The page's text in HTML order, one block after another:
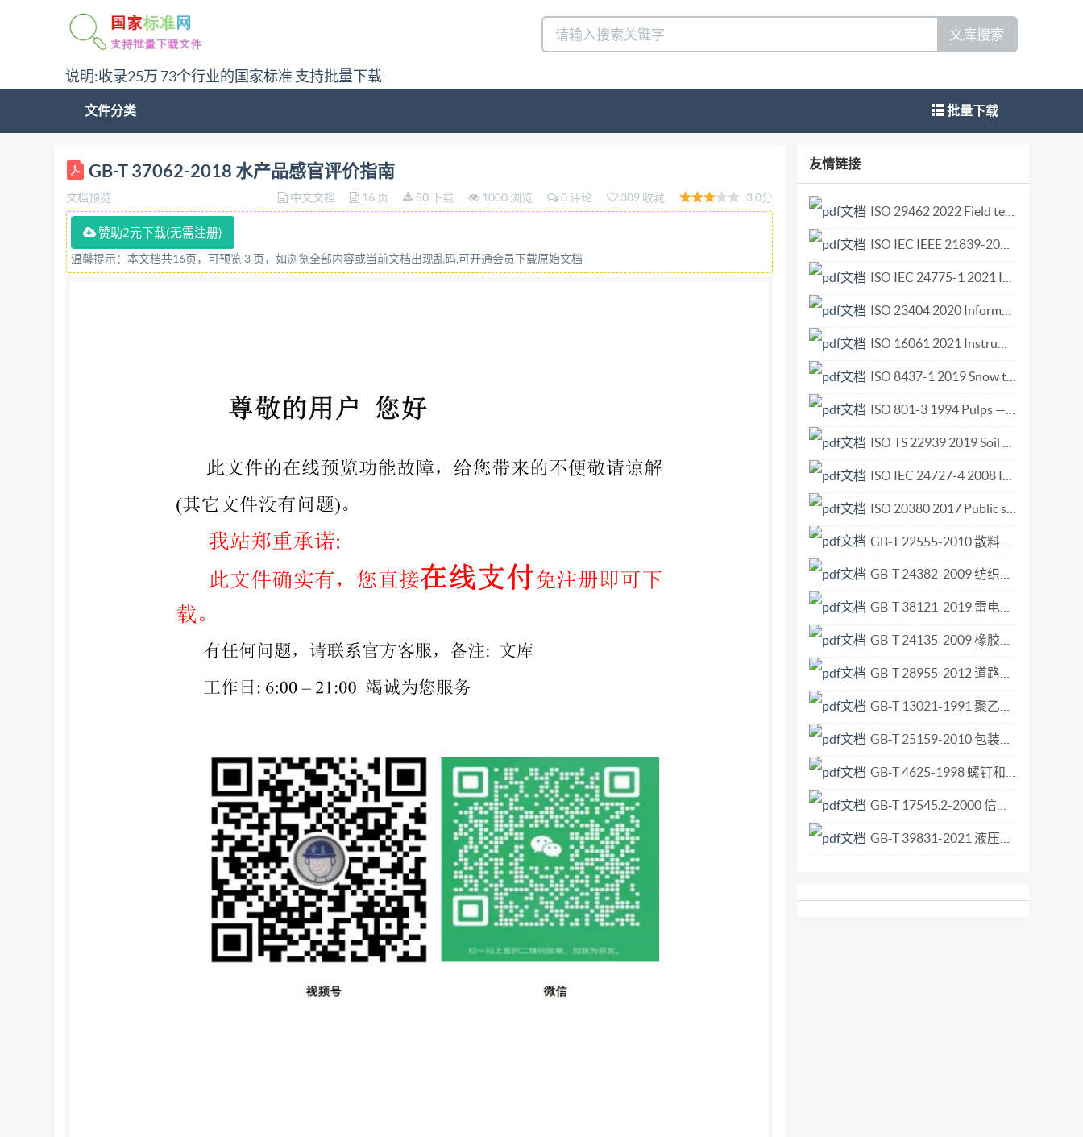
说明:收录25万 73个行业的国家标准 支持批量下载
文库搜索
文件分类 批量下载
ICS 67.120.30 x 20 GB 中华人民共和国国家标准 GB/T37062—2018 水产品感官评价指南 Guidelines for the sensory evaluation of aquatic products
(CAC/GL 31-1999,Codex guidelines for the sensory evaluation of fish and shellfish in laboratories,NEQ) 2018-12-28发布 2019-07-01实施 国家市场监督
管理总局 发布 中国国家标准化管理委员会
GB-T 37062-2018 水产品感官评价指南
文档预览 中文文档 16 页 50 下载 1000 浏览 0 评论 309 收藏 3.0分
赞助2元下载(无需注册)
温馨提示：本文档共16页，可预览 3 页，如浏览全部内容或当前文档出现乱码,可开通会员下载原始文档
友情链接
ISO 29462 2022 Field testing of general ventilation filtration devices and systems for in situ removal efficiency by particle size and resistance to airflow.pdf
ISO IEC IEEE 21839-2019 Systems and software engineering—System of systems (SoS) considerations in life cycle stages of a system.pdf
ISO IEC 24775-1 2021 Information technology — Storage management — Part 1 Overview.pdf
ISO 23404 2020 Information and documentation — Papers and boards used for conservation — Measurement of impact of volatiles on cellulose in paper.pdf
ISO 16061 2021 Instruments for use in association with non-active surgical implants — General requirements.pdf
ISO 8437-1 2019 Snow throwers — Safety requirements and test procedures — Part 1 Terminology and common tests.pdf
ISO 801-3 1994 Pulps — Determination of saleable mass in lots — Part 3 Unitized bales.pdf
ISO TS 22939 2019 Soil quality — Measurement of enzyme activity patterns in soil samples using fluorogenic substrates in micro-well plates.pdf
ISO IEC 24727-4 2008 Identification cards — Integrated circuit card programming inter.pdf
ISO 20380 2017 Public swimming pools — Computer vision systems for the detection of drowning accidents in swimming pools — Safety requirements and test methods.pdf
GB-T 22555-2010 散料验收抽样检验程序和抽样方案.pdf
GB-T 24382-2009 纺织机械与附件 喷气织机用异型筘 尺寸.pdf
GB-T 38121-2019 雷电防护 雷暴预警系统.pdf
GB-T 24135-2009 橡胶或塑料涂覆织物 加速老化试验.pdf
GB-T 28955-2012 道路车辆 全流式机油滤清器滤芯 尺寸.pdf
GB-T 13021-1991 聚乙烯管材和管件炭黑含量的测定 热失重法.pdf
GB-T 25159-2010 包装术语 非危险货物用中型散装容器.pdf
GB-T 4625-1998 螺钉和螺母的装配工具术语.pdf
GB-T 17545.2-2000 信息技术 开放系统互连 联系控制服务元素的无连接协议 第2部分 协议实现一致性声明形式表.pdf
GB-T 39831-2021 液压传动 规格02、03、05、07、08和10的四油口叠加阀和方向控制阀 夹紧尺寸.pdf